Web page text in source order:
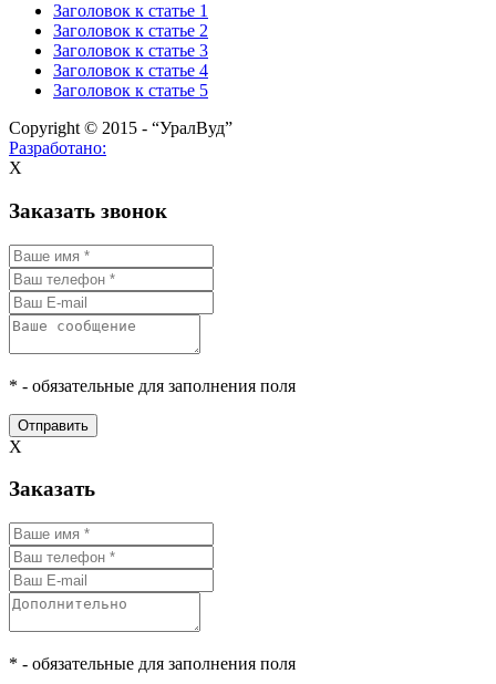
Заголовок к статье 1
Заголовок к статье 2
Заголовок к статье 3
Заголовок к статье 4
Заголовок к статье 5
Copyright © 2015 - “УралВуд”
Разработано:
X
Заказать звонок
* - обязательные для заполнения поля
Отправить
X
Заказать
* - обязательные для заполнения поля